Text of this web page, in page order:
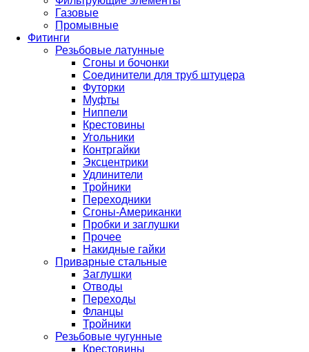
Газовые
Промывные
Фитинги
Резьбовые латунные
Сгоны и бочонки
Соединители для труб штуцера
Футорки
Муфты
Ниппели
Крестовины
Угольники
Контргайки
Эксцентрики
Удлинители
Тройники
Переходники
Сгоны-Американки
Пробки и заглушки
Прочее
Накидные гайки
Приварные стальные
Заглушки
Отводы
Переходы
Фланцы
Тройники
Резьбовые чугунные
Крестовины